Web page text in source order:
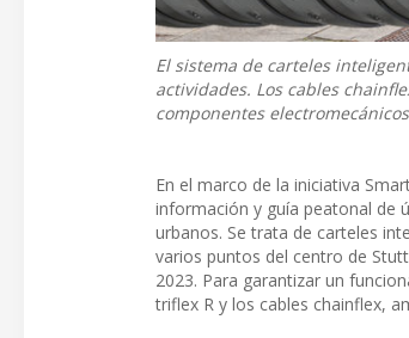
El sistema de carteles
actividades. Los cables
componentes
En el marco de la iniciativa
información y guía peatonal de
urbanos. Se trata de carteles
varios puntos del centro de
2023. Para garantizar un
triflex R y los cables chainflex,